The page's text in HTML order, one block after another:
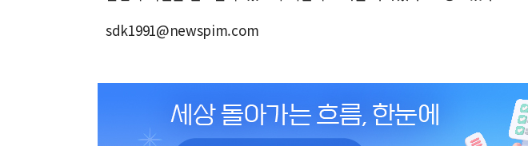
sdk1991@newspim.com